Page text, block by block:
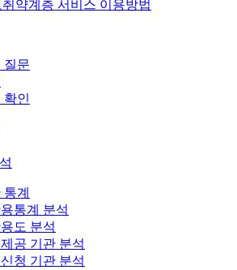
취약계층 서비스 이용방법
질문
확인
계
통계 분석
도 분석
공 기관 분석
청 기관 분석